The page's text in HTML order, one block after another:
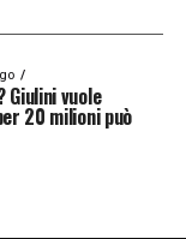
vuole
20 milioni può